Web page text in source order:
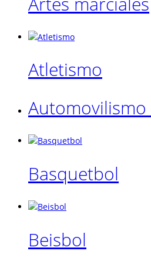
Atletismo
Basquetbol
Beisbol